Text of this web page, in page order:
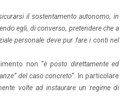
il sostentamento autonomo, in
egli, di converso, pretendere che a
personale deve pur fare i conti nel
non “è posto direttamente ed
del caso concreto”. In particolare
volte ad instaurare un regime di